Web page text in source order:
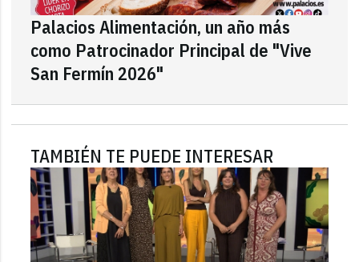
Palacios Alimentación, un año más
como Patrocinador Principal de "Vive
San Fermín 2026"
TAMBIÉN TE PUEDE INTERESAR